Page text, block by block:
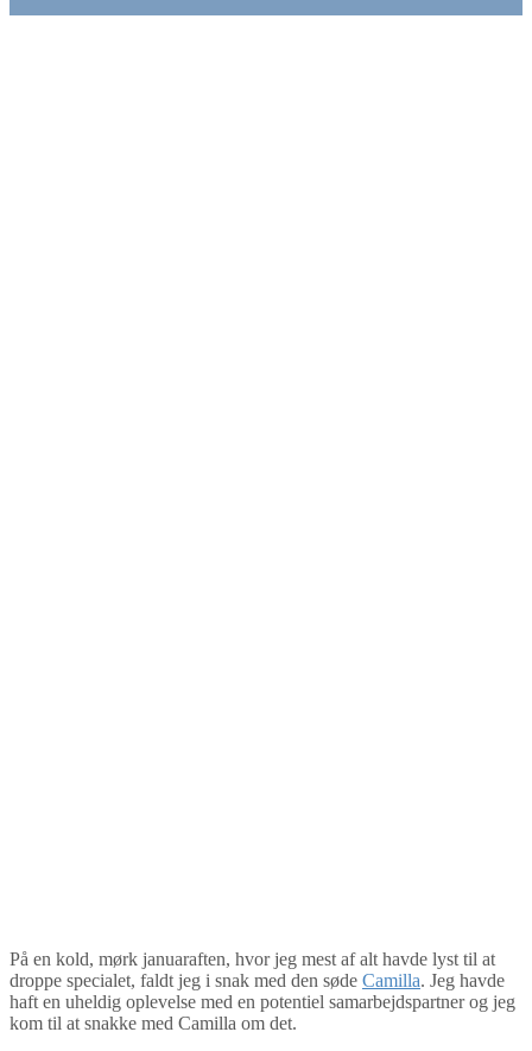
På en kold, mørk januaraften, hvor jeg mest af alt havde lyst til at
droppe specialet, faldt jeg i snak med den søde Camilla. Jeg havde
haft en uheldig oplevelse med en potentiel samarbejdspartner og jeg
kom til at snakke med Camilla om det.